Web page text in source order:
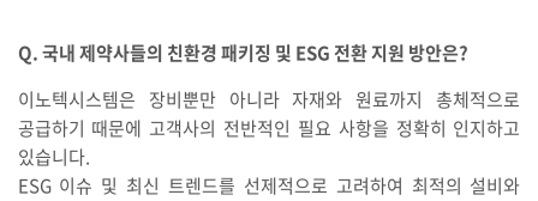
Q. 국내 제약사들의 친환경 패키징 및 ESG 전환 지원 방안은?
이노텍시스템은 장비뿐만 아니라 자재와 원료까지 총체적으로
공급하기 때문에 고객사의 전반적인 필요 사항을 정확히 인지하고
있습니다.
ESG 이슈 및 최신 트렌드를 선제적으로 고려하여 최적의 설비와